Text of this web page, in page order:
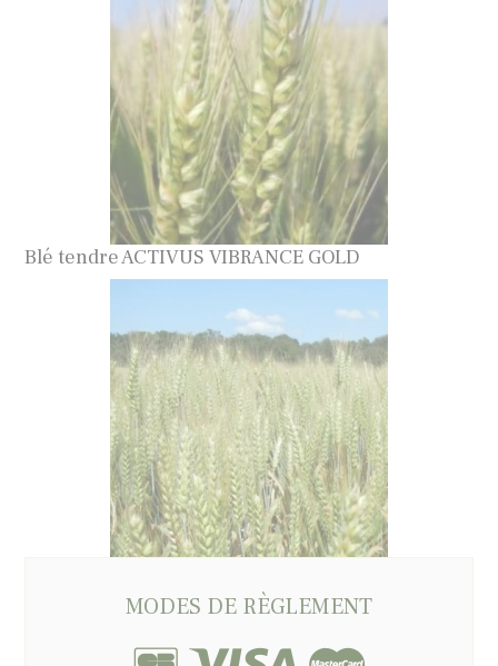
Blé tendre ACTIVUS VIBRANCE GOLD
MODES DE RÈGLEMENT